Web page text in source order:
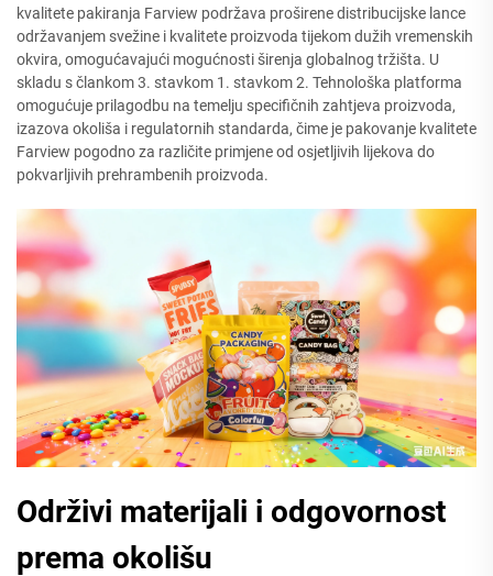
kvalitete pakiranja Farview podržava proširene distribucijske lance
održavanjem svežine i kvalitete proizvoda tijekom dužih vremenskih
okvira, omogućavajući mogućnosti širenja globalnog tržišta. U
skladu s člankom 3. stavkom 1. stavkom 2. Tehnološka platforma
omogućuje prilagodbu na temelju specifičnih zahtjeva proizvoda,
izazova okoliša i regulatornih standarda, čime je pakovanje kvalitete
Farview pogodno za različite primjene od osjetljivih lijekova do
pokvarljivih prehrambenih proizvoda.
Održivi materijali i odgovornost
prema okolišu